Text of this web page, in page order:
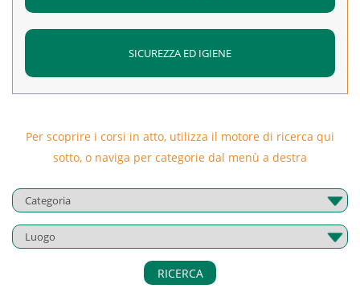
SICUREZZA ED IGIENE
Per scoprire i corsi in atto, utilizza il motore di ricerca qui
sotto, o naviga per categorie dal menù a destra
RICERCA